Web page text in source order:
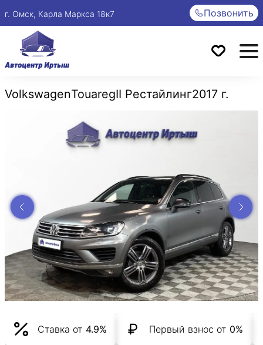
г. Омск, Карла Маркса 18к7 Позвонить
VolkswagenTouaregII Рестайлинг2017 г.
Ставка от 4.9% Первый взнос от 0%